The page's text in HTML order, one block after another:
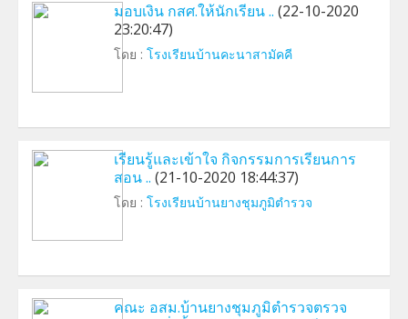
มอบเงิน กสศ.ให้นักเรียน .. (22-10-2020
23:20:47)
โดย : โรงเรียนบ้านคะนาสามัคคี
เรียนรู้และเข้าใจ กิจกรรมการเรียนการ
สอน .. (21-10-2020 18:44:37)
โดย : โรงเรียนบ้านยางชุมภูมิตำรวจ
คณะ อสม.บ้านยางชุมภูมิตำรวจตรวจ